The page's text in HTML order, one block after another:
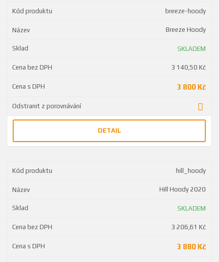
breeze-hoody
Breeze Hoody
SKLADEM
3 140,50 Kč
3 800 Kč
DETAIL
hill_hoody
Hill Hoody 2020
SKLADEM
3 206,61 Kč
3 880 Kč